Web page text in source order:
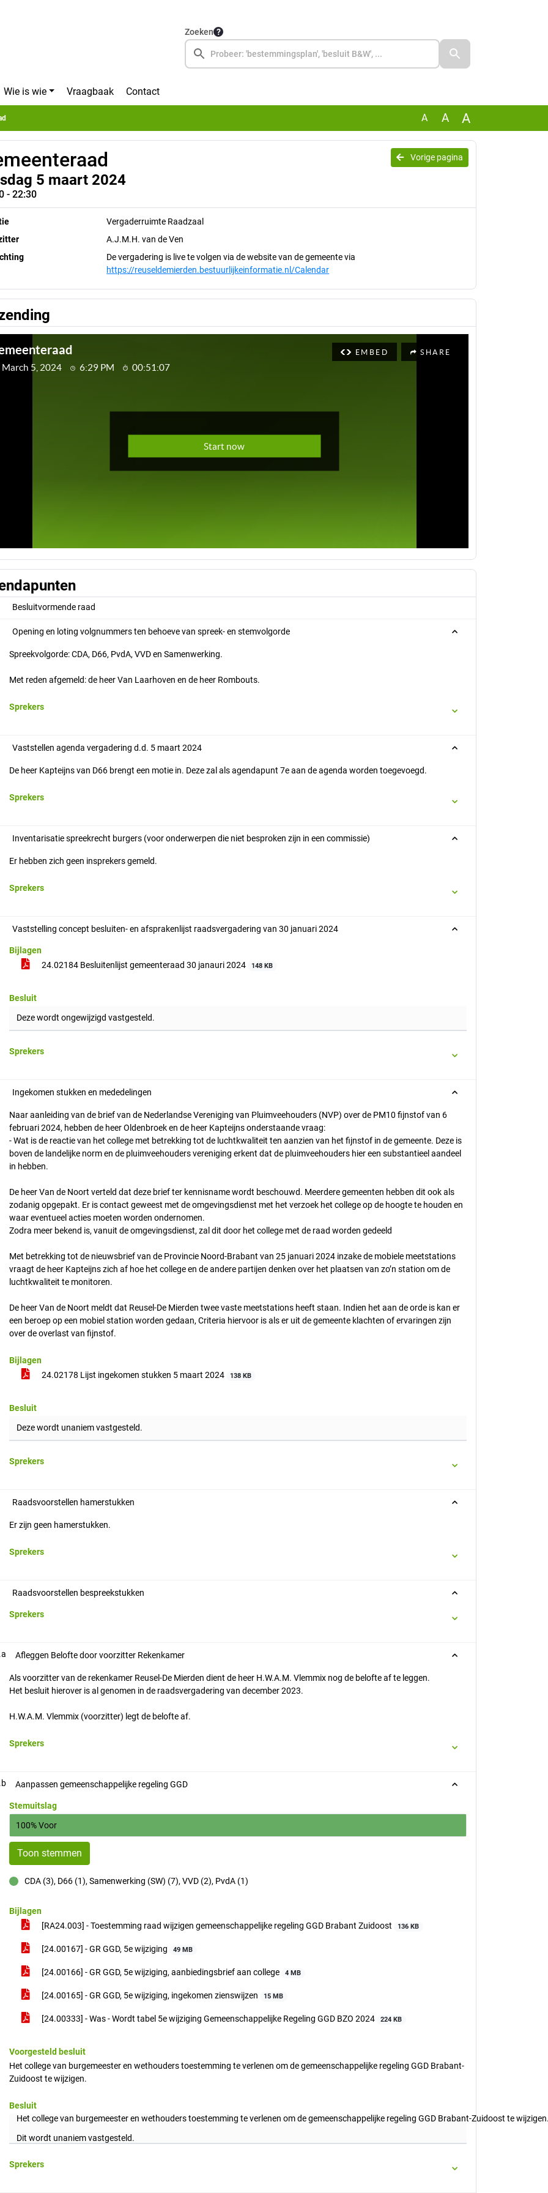
Zoeken
Wie is wie Vraagbaak Contact
A A A
Vorige pagina
5 maart 2024
- 22:30
Vergaderruimte Raadzaal
A.J.M.H. van de Ven
De vergadering is live te volgen via de website van de gemeente via
https://reuseldemierden.bestuurlijkeinformatie.nl/Calendar
Besluitvormende raad
Opening en loting volgnummers ten behoeve van spreek- en stemvolgorde
Spreekvolgorde: CDA, D66, PvdA, VVD en Samenwerking.
Met reden afgemeld: de heer Van Laarhoven en de heer Rombouts.
Sprekers
Vaststellen agenda vergadering d.d. 5 maart 2024
De heer Kapteijns van D66 brengt een motie in. Deze zal als agendapunt 7e aan de agenda worden toegevoegd.
Sprekers
Inventarisatie spreekrecht burgers (voor onderwerpen die niet besproken zijn in een commissie)
Er hebben zich geen insprekers gemeld.
Sprekers
Vaststelling concept besluiten- en afsprakenlijst raadsvergadering van 30 januari 2024
Bijlagen
24.02184 Besluitenlijst gemeenteraad 30 janauri 2024
148 KB
Besluit
Deze wordt ongewijzigd vastgesteld.
Sprekers
Ingekomen stukken en mededelingen
Naar aanleiding van de brief van de Nederlandse Vereniging van Pluimveehouders (NVP) over de PM10 fijnstof van 6
februari 2024, hebben de heer Oldenbroek en de heer Kapteijns onderstaande vraag:
- Wat is de reactie van het college met betrekking tot de luchtkwaliteit ten aanzien van het fijnstof in de gemeente. Deze is
boven de landelijke norm en de pluimveehouders vereniging erkent dat de pluimveehouders hier een substantieel aandeel
in hebben.
De heer Van de Noort verteld dat deze brief ter kennisname wordt beschouwd. Meerdere gemeenten hebben dit ook als
zodanig opgepakt. Er is contact geweest met de omgevingsdienst met het verzoek het college op de hoogte te houden en
waar eventueel acties moeten worden ondernomen.
Zodra meer bekend is, vanuit de omgevingsdienst, zal dit door het college met de raad worden gedeeld
Met betrekking tot de nieuwsbrief van de Provincie Noord-Brabant van 25 januari 2024 inzake de mobiele meetstations
vraagt de heer Kapteijns zich af hoe het college en de andere partijen denken over het plaatsen van zo’n station om de
luchtkwaliteit te monitoren.
De heer Van de Noort meldt dat Reusel-De Mierden twee vaste meetstations heeft staan. Indien het aan de orde is kan er
een beroep op een mobiel station worden gedaan, Criteria hiervoor is als er uit de gemeente klachten of ervaringen zijn
over de overlast van fijnstof.
Bijlagen
24.02178 Lijst ingekomen stukken 5 maart 2024
138 KB
Besluit
Deze wordt unaniem vastgesteld.
Sprekers
Raadsvoorstellen hamerstukken
Er zijn geen hamerstukken.
Sprekers
Raadsvoorstellen bespreekstukken
Sprekers
Afleggen Belofte door voorzitter Rekenkamer
Als voorzitter van de rekenkamer Reusel-De Mierden dient de heer H.W.A.M. Vlemmix nog de belofte af te leggen.
Het besluit hierover is al genomen in de raadsvergadering van december 2023.
H.W.A.M. Vlemmix (voorzitter) legt de belofte af.
Sprekers
Aanpassen gemeenschappelijke regeling GGD
Stemuitslag
100% Voor
Toon stemmen
CDA (3), D66 (1), Samenwerking (SW) (7), VVD (2), PvdA (1)
Bijlagen
[RA24.003] - Toestemming raad wijzigen gemeenschappelijke regeling GGD Brabant Zuidoost
136 KB
[24.00167] - GR GGD, 5e wijziging 49 MB
[24.00166] - GR GGD, 5e wijziging, aanbiedingsbrief aan college 4 MB
[24.00165] - GR GGD, 5e wijziging, ingekomen zienswijzen 15 MB
[24.00333] - Was - Wordt tabel 5e wijziging Gemeenschappelijke Regeling GGD BZO 2024 224 KB
Voorgesteld besluit
Het college van burgemeester en wethouders toestemming te verlenen om de gemeenschappelijke regeling GGD Brabant-
Zuidoost te wijzigen.
Besluit
Het college van burgemeester en wethouders toestemming te verlenen om de gemeenschappelijke regeling GGD Brabant-Zuidoost te
Dit wordt unaniem vastgesteld.
Sprekers